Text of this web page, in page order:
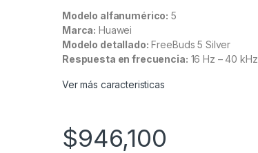
Modelo alfanumérico: 5
Marca: Huawei
Modelo detallado: FreeBuds 5 Silver
Respuesta en frecuencia: 16 Hz – 40 kHz
Ver más caracteristicas
$946,100